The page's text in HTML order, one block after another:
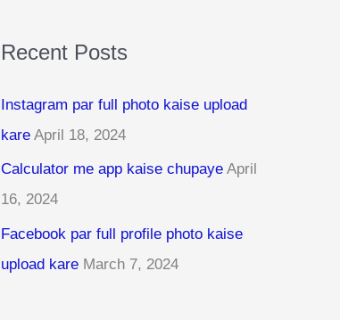
r
h
f
o
r
:
Recent Posts
Instagram par full photo kaise upload
kare April 18, 2024
Calculator me app kaise chupaye April
16, 2024
Facebook par full profile photo kaise
upload kare March 7, 2024